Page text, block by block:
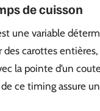
de cuisson
une variable
carottes
la pointe d’un
ce timing assure